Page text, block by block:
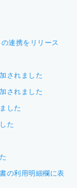
連携をリリース
されました
されました
した
た
の利用明細欄に表